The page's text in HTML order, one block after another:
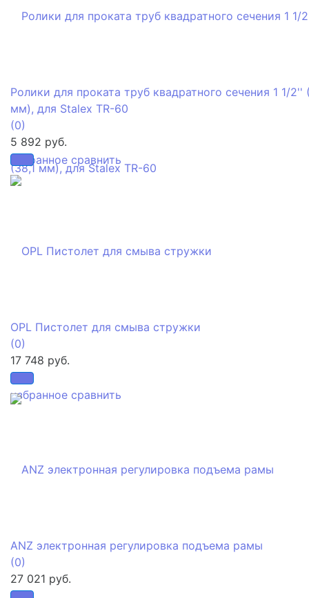
избранное сравнить
Ролики для проката труб квадратного сечения 1 1/2''
мм), для Stalex TR-60
(0)
5 892 руб.
избранное сравнить
OPL Пистолет для смыва стружки
(0)
17 748 руб.
ANZ электронная регулировка подъема рамы
(0)
27 021 руб.